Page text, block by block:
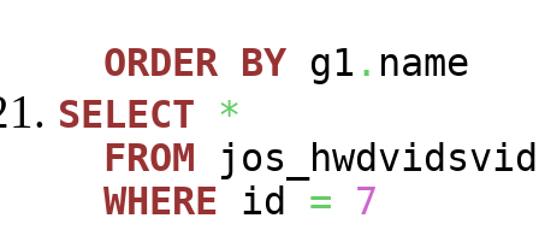
ORDER BY g1 . name
SELECT
*
FROM
WHERE id =
7